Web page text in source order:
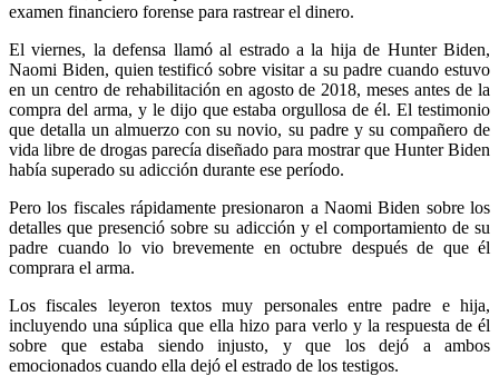
examen financiero forense para rastrear el dinero.
El viernes, la defensa llamó al estrado a la hija de Hunter Biden,
Naomi Biden, quien testificó sobre visitar a su padre cuando estuvo
en un centro de rehabilitación en agosto de 2018, meses antes de la
compra del arma, y le dijo que estaba orgullosa de él. El testimonio
que detalla un almuerzo con su novio, su padre y su compañero de
vida libre de drogas parecía diseñado para mostrar que Hunter Biden
había superado su adicción durante ese período.
Pero los fiscales rápidamente presionaron a Naomi Biden sobre los
detalles que presenció sobre su adicción y el comportamiento de su
padre cuando lo vio brevemente en octubre después de que él
comprara el arma.
Los fiscales leyeron textos muy personales entre padre e hija,
incluyendo una súplica que ella hizo para verlo y la respuesta de él
sobre que estaba siendo injusto, y que los dejó a ambos
emocionados cuando ella dejó el estrado de los testigos.